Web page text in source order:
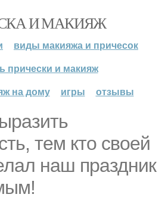
И МАКИЯЖ
виды макияжа и причесок
прически и макияж
на дому
игры отзывы
тем кто своей
наш праздник